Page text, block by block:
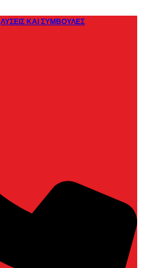
ΛΥΣΕΙΣ ΚΑΙ ΣΥΜΒΟΥΛΕΣ